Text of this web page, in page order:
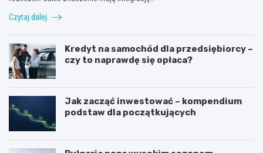
Czytaj dalej
Kredyt na samochód dla przedsiębiorcy –
czy to naprawdę się opłaca?
Jak zacząć inwestować – kompendium
podstaw dla początkujących